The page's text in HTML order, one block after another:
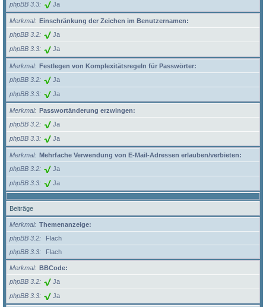
phpBB 3.3 Ja
Merkmal
Einschränkung der Zeichen im Benutzernamen:
phpBB 3.2
Ja
phpBB 3.3 Ja
Merkmal
Festlegen von Komplexitätsregeln für Passwörter:
phpBB 3.2
Ja
phpBB 3.3 Ja
Merkmal
Passwortänderung erzwingen:
phpBB 3.2
Ja
phpBB 3.3 Ja
Merkmal
Mehrfache Verwendung von E-Mail-Adressen erlauben/verbieten:
phpBB 3.2
Ja
phpBB 3.3 Ja
Beiträge
Merkmal
Themenanzeige:
phpBB 3.2
Flach
phpBB 3.3
Flach
Merkmal
BBCode:
phpBB 3.2
Ja
phpBB 3.3 Ja